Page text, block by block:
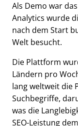
Als Demo war
Analytics wurde
nach dem Start
Welt besucht.
Die Plattform
Ländern pro
lang weltweit die
Suchbegriffe,
was die
SEO-Leistung